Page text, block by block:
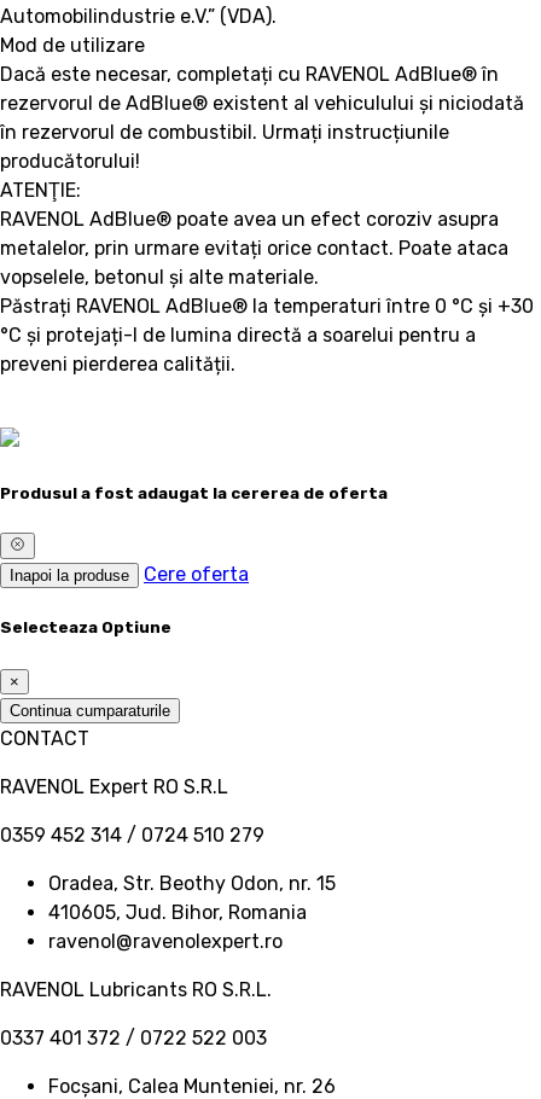
Automobilindustrie e.V.” (VDA).
Mod de utilizare
Dacă este necesar, completați cu RAVENOL AdBlue® în
rezervorul de AdBlue® existent al vehiculului și niciodată
în rezervorul de combustibil. Urmați instrucțiunile
producătorului!
ATENŢIE:
RAVENOL AdBlue® poate avea un efect coroziv asupra
metalelor, prin urmare evitați orice contact. Poate ataca
vopselele, betonul și alte materiale.
Păstrați RAVENOL AdBlue® la temperaturi între 0 °C și +30
°C și protejați-l de lumina directă a soarelui pentru a
preveni pierderea calității.
Produsul a fost adaugat la cererea de oferta
Inapoi la produse Cere oferta
Selecteaza Optiune
×
Continua cumparaturile
CONTACT
RAVENOL Expert RO S.R.L
0359 452 314 / 0724 510 279
Oradea, Str. Beothy Odon, nr. 15
410605, Jud. Bihor, Romania
ravenol@ravenolexpert.ro
RAVENOL Lubricants RO S.R.L.
0337 401 372 / 0722 522 003
Focșani, Calea Munteniei, nr. 26